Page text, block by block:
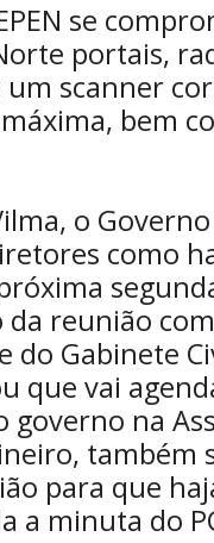
se
portais,
scanner
bem
o
como
reunião
do Gabinete
que vai
governo na
também
para que
a minuta do